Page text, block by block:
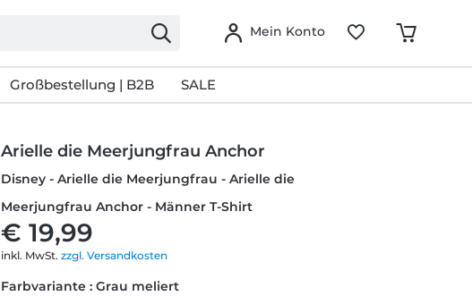
Mein Konto
Großbestellung | B2B SALE
Arielle die Meerjungfrau Anchor
Disney - Arielle die Meerjungfrau - Arielle die
Meerjungfrau Anchor - Männer T-Shirt
€ 19,99
inkl. MwSt.zzgl. Versandkosten
Farbvariante : Grau meliert